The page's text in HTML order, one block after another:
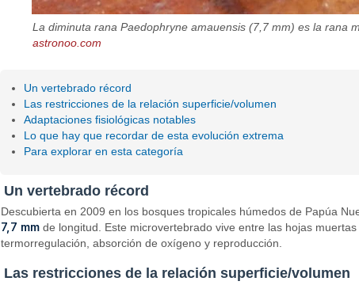
La diminuta rana Paedophryne amauensis (7,7 mm) es la rana
astronoo.com
Un vertebrado récord
Las restricciones de la relación superficie/volumen
Adaptaciones fisiológicas notables
Lo que hay que recordar de esta evolución extrema
Para explorar en esta categoría
Un vertebrado récord
Descubierta en 2009 en los bosques tropicales húmedos de Papúa
7,7 mm de longitud. Este microvertebrado vive entre las hojas
termorregulación, absorción de oxígeno y reproducción.
Las restricciones de la relación superficie/volumen